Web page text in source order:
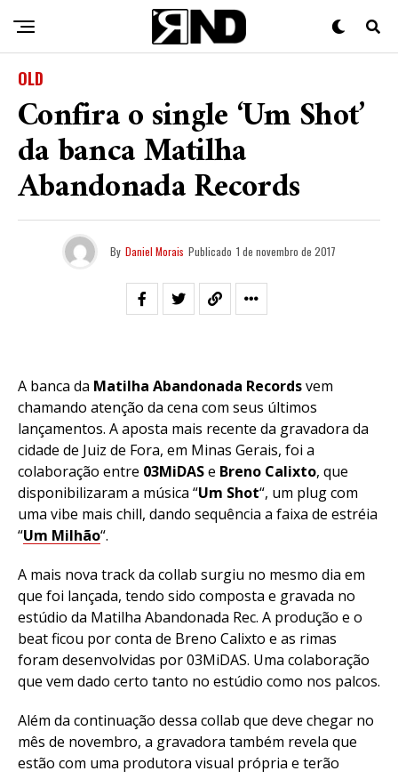
OLD
Confira o single ‘Um Shot’
da banca Matilha
Abandonada Records
By Daniel Morais Publicado 1 de novembro de 2017
A banca da Matilha Abandonada Recordsvem
chamando atenção da cena com seus últimos
lançamentos. A aposta mais recente da gravadora da
cidade de Juiz de Fora, em Minas Gerais, foi a
colaboração entre 03MiDASe Breno Calixto, que
disponibilizaram a música “Um Shot“, um plug com
uma vibe mais chill, dando sequência a faixa de estréia
“Um Milhão“.
A mais nova track da collab surgiu no mesmo dia em
que foi lançada, tendo sido composta e gravada no
estúdio da Matilha Abandonada Rec. A produção e o
beat ficou por conta de Breno Calixto e as rimas
foram desenvolvidas por 03MiDAS. Uma colaboração
que vem dado certo tanto no estúdio como nos palcos.
Além da continuação dessa collab que deve chegar no
mês de novembro, a gravadora também revela que
estão com uma produtora visual própria e terão